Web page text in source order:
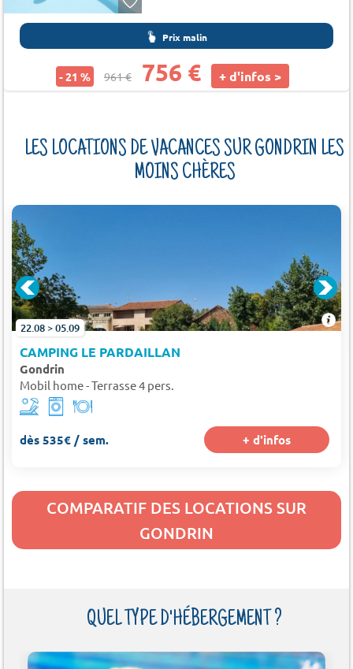
Prix malin
- 21 % 961 € 756 € + d'infos >
LES LOCATIONS DE VACANCES SUR GONDRIN LES
MOINS CHÈRES
22.08 > 05.09
CAMPING LE PARDAILLAN
Gondrin
Mobil home - Terrasse 4 pers.
dès 535€ / sem. + d'infos
COMPARATIF DES LOCATIONS SUR
GONDRIN
QUEL TYPE D'HÉBERGEMENT ?